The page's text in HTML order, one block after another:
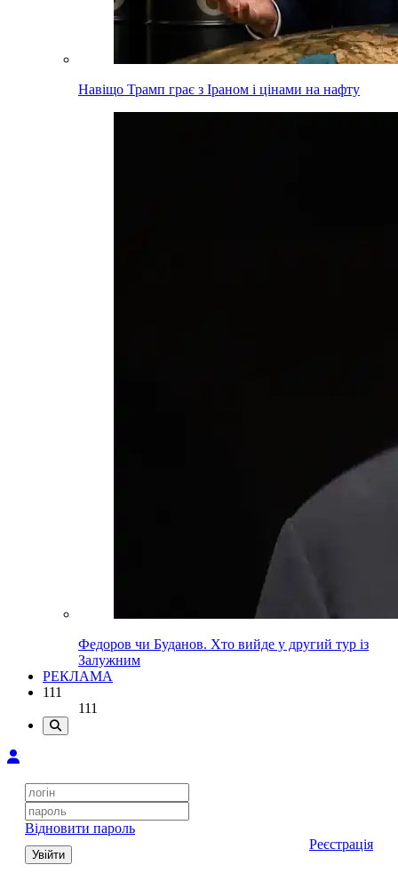
Навіщо Трамп грає з Іраном і цінами на нафту
Федоров чи Буданов. Хто вийде у другий тур із
Залужним
РЕКЛАМА
111
111
Відновити пароль
Увійти
Реєстрація